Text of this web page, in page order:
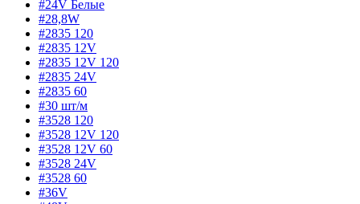
#24V Белые
#28,8W
#2835 120
#2835 12V
#2835 12V 120
#2835 24V
#2835 60
#30 шт/м
#3528 120
#3528 12V 120
#3528 12V 60
#3528 24V
#3528 60
#36V